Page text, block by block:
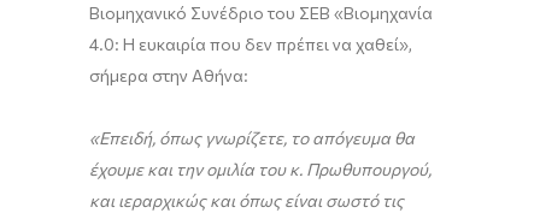
Βιομηχανικό Συνέδριο του ΣΕΒ «Bιομηχανία
4.0: Η ευκαιρία που δεν πρέπει να χαθεί»,
σήμερα στην Αθήνα:
«Επειδή, όπως γνωρίζετε, το απόγευμα θα
έχουμε και την ομιλία του κ. Πρωθυπουργού,
και ιεραρχικώς και όπως είναι σωστό τις